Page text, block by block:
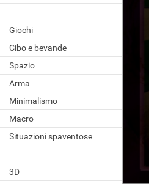
Giochi
Cibo e bevande
Spazio
Arma
Minimalismo
Macro
Situazioni spaventose
3D